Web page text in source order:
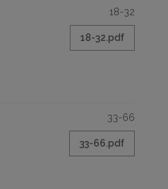
18-32
18-32.pdf
33-66
33-66.pdf